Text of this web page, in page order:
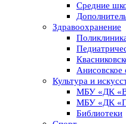
Средние
Здравоохранение
Анисовское
Культура и
МБУ «ДК
МБУ «ДК
Библиотеки